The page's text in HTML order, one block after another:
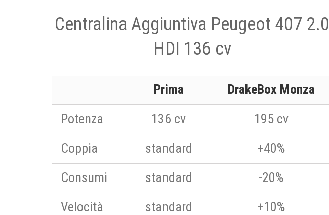
Centralina Aggiuntiva Peugeot 407 2.0
HDI 136 cv
Prima
DrakeBox Monza
Potenza
136 cv
195 cv
Coppia
standard
+40%
Consumi
standard
-20%
Velocità
standard +10%